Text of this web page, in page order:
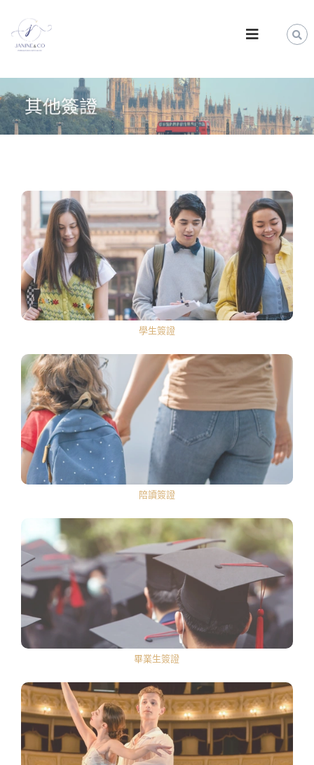
o
c
o
n
t
n
e
&
英
國
及
歐
盟
移
民
顧
問
家
學生簽證
陪讀簽證
畢業生簽證